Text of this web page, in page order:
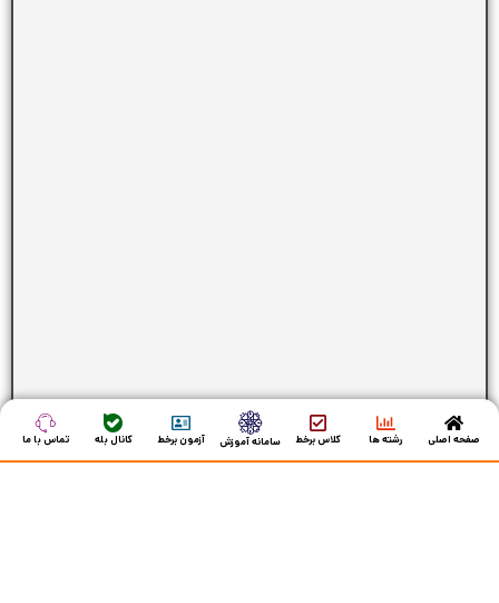
صفحه اصلی رشته ها کلاس برخط سامانه آموزش آزمون برخط کانال بله تماس با ما